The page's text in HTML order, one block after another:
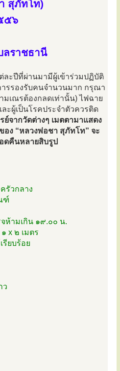
สุภัทโท)
๕๖
ลราชธานี
ละปีที่ผ่านมามีผู้เข้าร่วมปฏิบัติ
รรองรับคนจำนวนมาก กรุณา
มเณรต้องกลดเท่านั้น) ไฟฉาย
ะผู้เป็นโรคประจำตัวควรติด
ย์จากวัดต่างๆ เมตตามาแสดง
ง “หลวงพ่อชา สุภัทโท” จะ
ดคืนหลายสิบรูป
รัวกลาง
ฑ์
ห้ามเกิน ๑๙.๐๐ น.
x ๒ เมตร
รียบร้อย
ว